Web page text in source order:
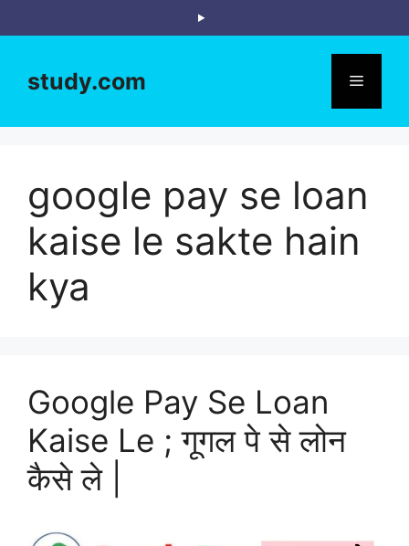
to
study.com Menu
google pay se loan
kaise le sakte hain
kya
Google Pay Se Loan
Kaise Le ; गूगल पे से लोन
कैसे ले |